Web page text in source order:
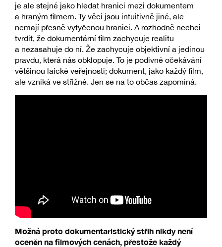
je ale stejné jako hledat hranici mezi dokumentem
a hraným filmem. Ty věci jsou intuitivně jiné, ale
nemají přesně vytyčenou hranici. A rozhodně nechci
tvrdit, že dokumentární film zachycuje realitu
a nezasahuje do ní. Že zachycuje objektivní a jedinou
pravdu, která nás obklopuje. To je podivné očekávání
většinou laické veřejnosti; dokument, jako každý film,
ale vzniká ve střižně. Jen se na to občas zapomíná.
Možná proto dokumentaristický střih nikdy není
oceněn na filmových cenách, přestože každý